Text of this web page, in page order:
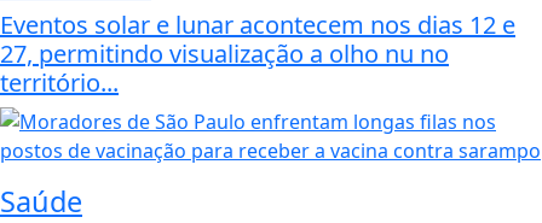
Eventos solar e lunar acontecem nos dias 12 e
27, permitindo visualização a olho nu no
território...
Saúde